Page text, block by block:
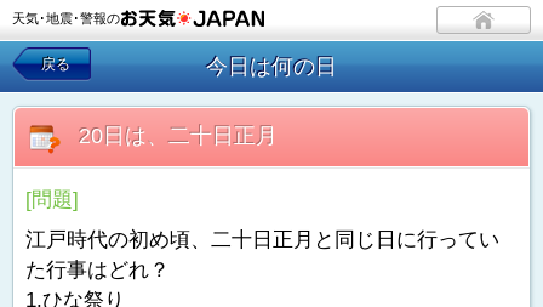
天気･地震･警報の
戻る 今日は何の日
20日は、二十日正月
[問題]
江戸時代の初め頃、二十日正月と同じ日に行ってい
た行事はどれ？
1.ひな祭り